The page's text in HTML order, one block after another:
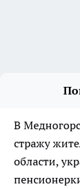
В
стражу
области,